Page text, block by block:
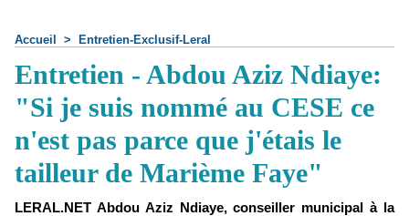
Accueil > Entretien-Exclusif-Leral
Entretien - Abdou Aziz Ndiaye:
"Si je suis nommé au CESE ce
n'est pas parce que j'étais le
tailleur de Marième Faye"
LERAL.NET Abdou Aziz Ndiaye, conseiller municipal à la